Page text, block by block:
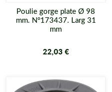
Poulie gorge plate Ø 98
mm. N°173437. Larg 31
mm
22,03 €